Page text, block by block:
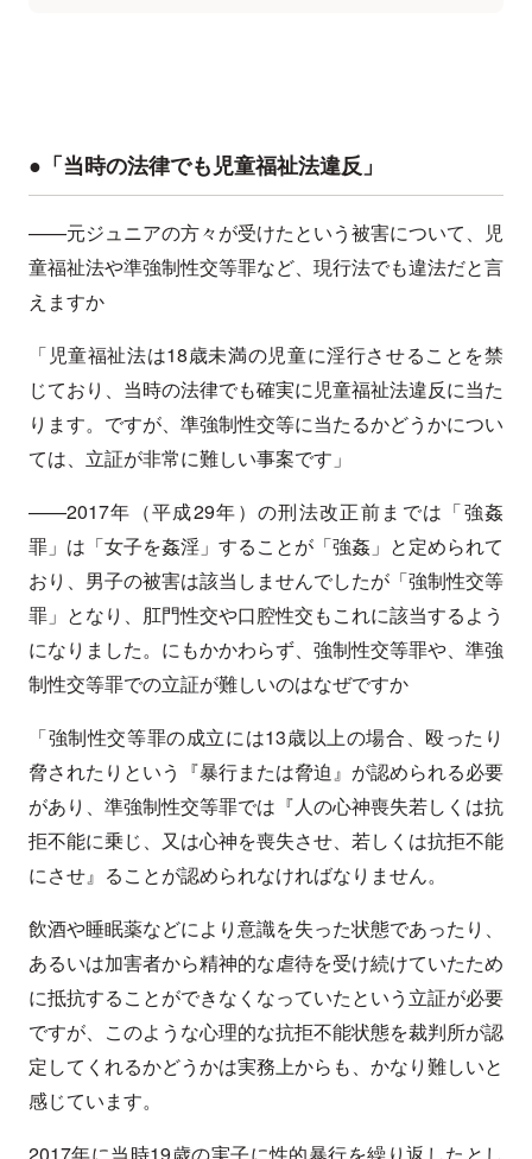
●「当時の法律でも児童福祉法違反」
——元ジュニアの方々が受けたという被害について、児
童福祉法や準強制性交等罪など、現行法でも違法だと言
えますか
「児童福祉法は18歳未満の児童に淫行させることを禁
じており、当時の法律でも確実に児童福祉法違反に当た
ります。ですが、準強制性交等に当たるかどうかについ
ては、立証が非常に難しい事案です」
——2017年（平成29年）の刑法改正前までは「強姦
罪」は「女子を姦淫」することが「強姦」と定められて
おり、男子の被害は該当しませんでしたが「強制性交等
罪」となり、肛門性交や口腔性交もこれに該当するよう
になりました。にもかかわらず、強制性交等罪や、準強
制性交等罪での立証が難しいのはなぜですか
「強制性交等罪の成立には13歳以上の場合、殴ったり
脅されたりという『暴行または脅迫』が認められる必要
があり、準強制性交等罪では『人の心神喪失若しくは抗
拒不能に乗じ、又は心神を喪失させ、若しくは抗拒不能
にさせ』ることが認められなければなりません。
飲酒や睡眠薬などにより意識を失った状態であったり、
あるいは加害者から精神的な虐待を受け続けていたため
に抵抗することができなくなっていたという立証が必要
ですが、このような心理的な抗拒不能状態を裁判所が認
定してくれるかどうかは実務上からも、かなり難しいと
感じています。